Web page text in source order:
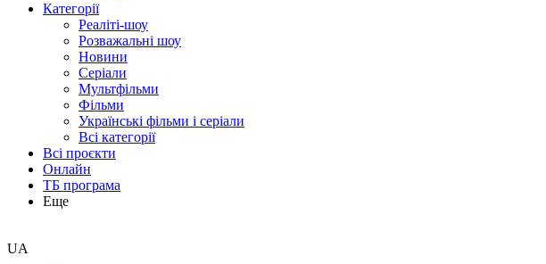
Категорії
Реаліті-шоу
Розважальні шоу
Новини
Серіали
Мультфільми
Фільми
Українські фільми і серіали
Всі категорії
Всі проєкти
Онлайн
ТБ програма
Еще
UA